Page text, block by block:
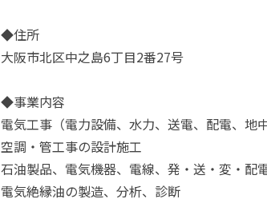
◆住所
大阪市北区中之島6丁目2番27号
◆事業内容
電気工事（電力設備、水力、送電、配電、地
空調・管工事の設計施工
石油製品、電気機器、電線、発・送・変・配
電気絶縁油の製造、分析、診断